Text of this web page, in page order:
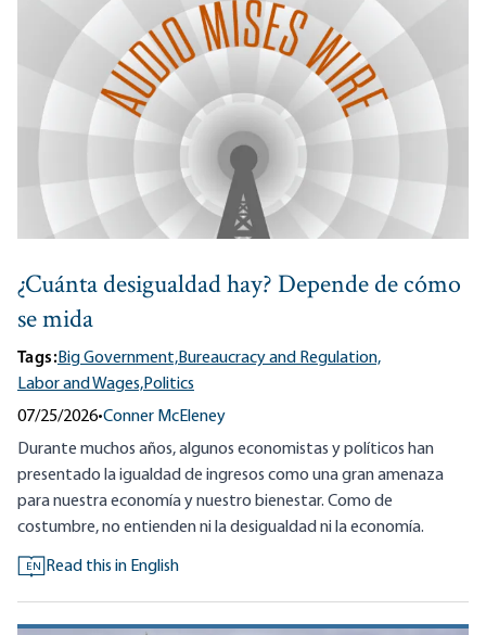
¿Cuánta desigualdad hay? Depende de cómo
se mida
Tags:Big Government,Bureaucracy and Regulation,
Labor and Wages,Politics
07/25/2026•Conner McEleney
Durante muchos años, algunos economistas y políticos han
presentado la igualdad de ingresos como una gran amenaza
para nuestra economía y nuestro bienestar. Como de
costumbre, no entienden ni la desigualdad ni la economía.
EN Read this in English